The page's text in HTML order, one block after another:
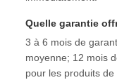
Quelle garantie
3 à 6 mois de
moyenne; 12 mois
pour les produits de